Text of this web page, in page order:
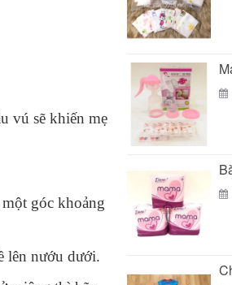
vú sẽ khiến mẹ
một góc khoảng
lên nướu dưới.